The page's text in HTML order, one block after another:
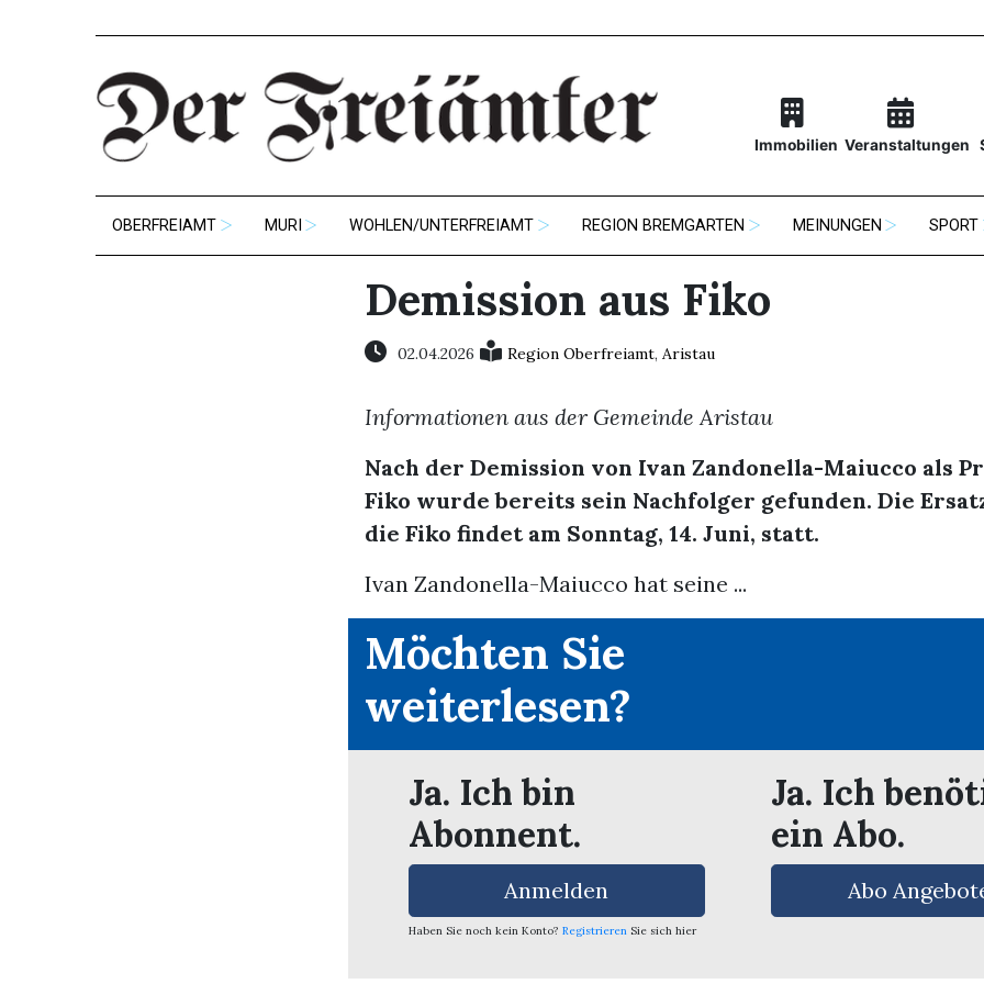
Immobilien Veranstaltungen
OBERFREIAMT MURI WOHLEN/UNTERFREIAMT REGION BREMGARTEN MEINUNGEN SPORT
Demission aus Fiko
02.04.2026 Region Oberfreiamt, Aristau
Informationen aus der Gemeinde Aristau
Nach der Demission von Ivan Zandonella-Maiucco als
Fiko wurde bereits sein Nachfolger gefunden. Die
die Fiko findet am Sonntag, 14. Juni, statt.
Ivan Zandonella-Maiucco hat seine ...
Möchten Sie
weiterlesen?
Ja. Ich bin
Abonnent.
Anmelden
Haben Sie noch kein Konto? Registrieren Sie sich hier
Ja. Ich
ein Abo.
Abo